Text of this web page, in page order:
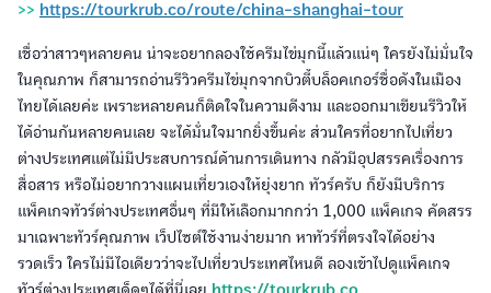
>> https://tourkrub.co/route/china-shanghai-tour
เชื่อว่าสาวๆหลายคน น่าจะอยากลองใช้ครีมไข่มุกนี้แล้วแน่ๆ ใครยังไม่มั่นใจ
ในคุณภาพ ก็สามารถอ่านรีวิวครีมไข่มุกจากบิวตี้บล็อคเกอร์ชื่อดังในเมือง
ไทยได้เลยค่ะ เพราะหลายคนก็ติดใจในความดีงาม และออกมาเขียนรีวิวให้
ได้อ่านกันหลายคนเลย จะได้มั่นใจมากยิ่งขึ้นค่ะ ส่วนใครที่อยากไปเที่ยว
ต่างประเทศแต่ไม่มีประสบการณ์ด้านการเดินทาง กลัวมีอุปสรรคเรื่องการ
สื่อสาร หรือไม่อยากวางแผนเที่ยวเองให้ยุ่งยาก ทัวร์ครับ ก็ยังมีบริการ
แพ็คเกจทัวร์ต่างประเทศอื่นๆ ที่มีให้เลือกมากกว่า 1,000 แพ็คเกจ คัดสรร
มาเฉพาะทัวร์คุณภาพ เว็ปไซต์ใช้งานง่ายมาก หาทัวร์ที่ตรงใจได้อย่าง
รวดเร็ว ใครไม่มีไอเดียวว่าจะไปเที่ยวประเทศไหนดี ลองเข้าไปดูแพ็คเกจ